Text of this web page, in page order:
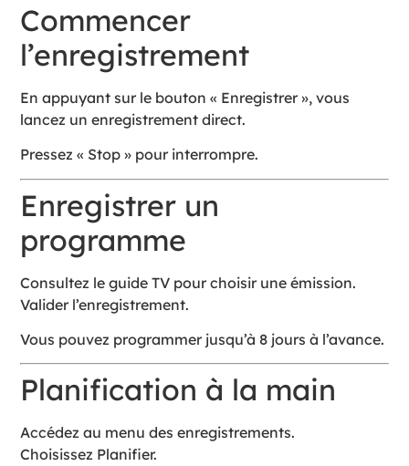
Commencer
l’enregistrement
En appuyant sur le bouton « Enregistrer », vous
lancez un enregistrement direct.
Pressez « Stop » pour interrompre.
Enregistrer un
programme
Consultez le guide TV pour choisir une émission.
Valider l’enregistrement.
Vous pouvez programmer jusqu’à 8 jours à l’avance.
Planification à la main
Accédez au menu des enregistrements.
Choisissez Planifier.